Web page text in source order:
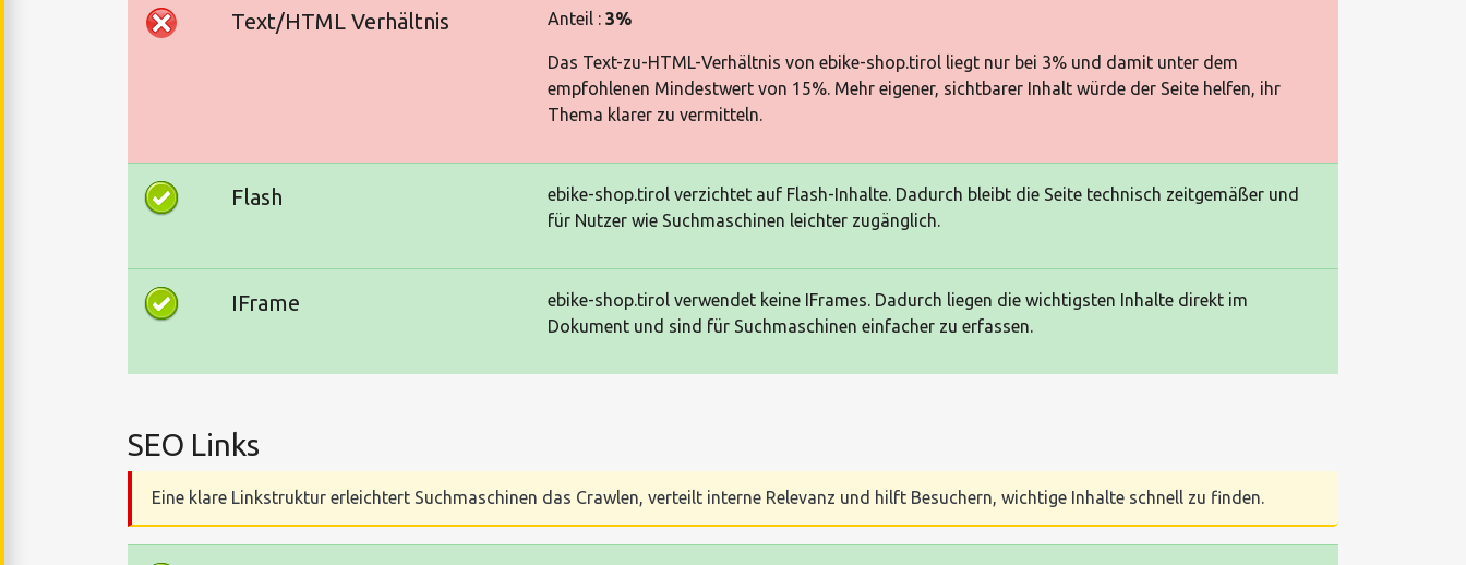
Text/HTML Verhältnis Anteil : 3%
Das Text-zu-HTML-Verhältnis von ebike-shop.tirol liegt nur bei 3% und damit unter dem
empfohlenen Mindestwert von 15%. Mehr eigener, sichtbarer Inhalt würde der Seite helfen, ihr
Thema klarer zu vermitteln.
Flash
ebike-shop.tirol verzichtet auf Flash-Inhalte. Dadurch bleibt die Seite technisch zeitgemäßer und
für Nutzer wie Suchmaschinen leichter zugänglich.
IFrame
ebike-shop.tirol verwendet keine IFrames. Dadurch liegen die wichtigsten Inhalte direkt im
Dokument und sind für Suchmaschinen einfacher zu erfassen.
SEO Links
Eine klare Linkstruktur erleichtert Suchmaschinen das Crawlen, verteilt interne Relevanz und hilft Besuchern, wichtige Inhalte schnell zu finden.